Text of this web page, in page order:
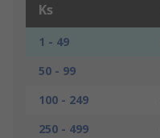
Ks
1 - 49
50 - 99
100 - 249
250 - 499